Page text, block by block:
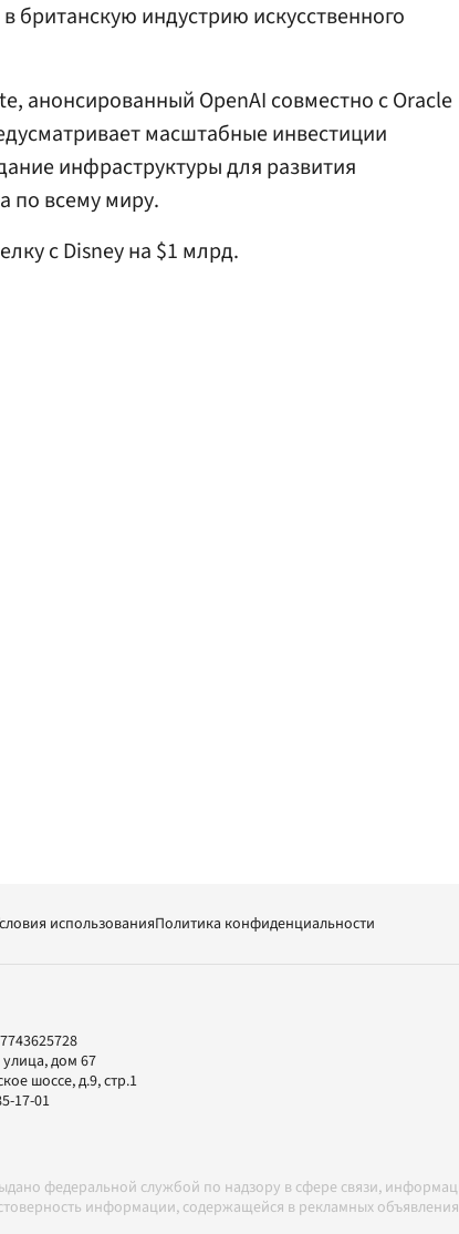
британскую индустрию искусственного
анонсированный OpenAI совместно с Oracle
масштабные инвестиции
инфраструктуры для развития
по всему миру.
с Disney на $1 млрд.
использованияПолитика конфиденциальности
улица, дом 67
шоссе, д.9, стр.1
17-01
федеральной службой по надзору в сфере связи,
информации, содержащейся в рекламных